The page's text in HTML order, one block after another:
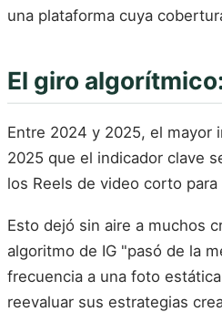
una plataforma cuya
El giro
Entre 2024 y 2025, el mayor
2025 que el indicador clave
los Reels de video corto
Esto dejó sin aire a muchos
algoritmo de IG "pasó de la
frecuencia a una foto
reevaluar sus estrategias